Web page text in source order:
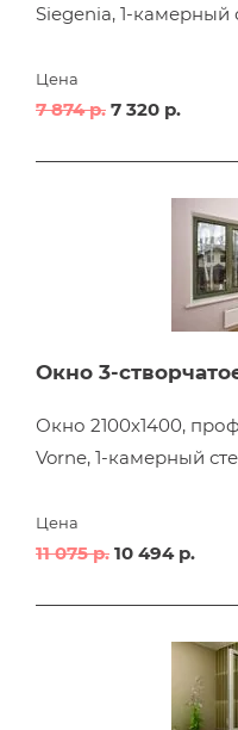
Siegenia, 1-камерный
Цена
7 874 р. 7 320 р.
Окно 3-
Окно 2100х1400,
Vorne, 1-камерный
Цена
11 075 р. 10 494 р.